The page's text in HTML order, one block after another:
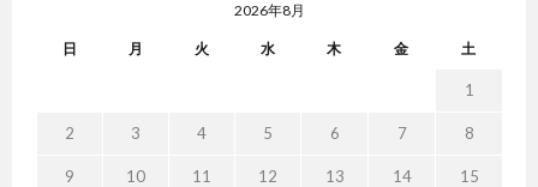
2026年8月
日 月 火 水 木 金 土
1
2 3 4 5 6 7 8
9 10 11 12 13 14 15